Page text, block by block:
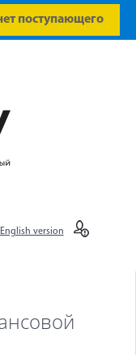
поступающего
English version